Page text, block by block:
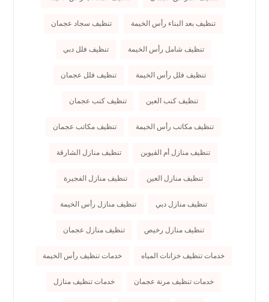
تنظيف بعد البناء رأس الخيمة تنظيف سجاد عجمان
تنظيف شامل رأس الخيمة تنظيف فلل دبي
تنظيف فلل رأس الخيمة تنظيف فلل عجمان
تنظيف كنب العين تنظيف كنب عجمان
تنظيف مكاتب رأس الخيمة تنظيف مكاتب عجمان
تنظيف منازل أم القيوين تنظيف منازل الشارقة
تنظيف منازل العين تنظيف منازل الفجيرة
تنظيف منازل دبي تنظيف منازل رأس الخيمة
تنظيف منازل رخيص تنظيف منازل عجمان
خدمات تنظيف خزانات المياه خدمات تنظيف رأس الخيمة
خدمات تنظيف مرنة عجمان خدمات تنظيف منازل